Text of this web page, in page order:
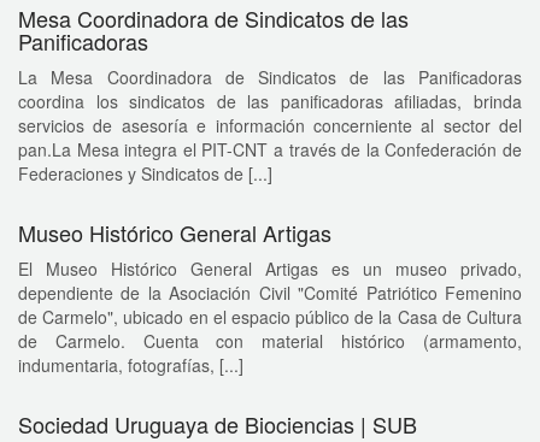
Mesa Coordinadora de Sindicatos de las
Panificadoras
La Mesa Coordinadora de Sindicatos de las Panificadoras
coordina los sindicatos de las panificadoras afiliadas, brinda
servicios de asesoría e información concerniente al sector del
pan.La Mesa integra el PIT-CNT a través de la Confederación de
Federaciones y Sindicatos de [...]
Museo Histórico General Artigas
El Museo Histórico General Artigas es un museo privado,
dependiente de la Asociación Civil "Comité Patriótico Femenino
de Carmelo", ubicado en el espacio público de la Casa de Cultura
de Carmelo. Cuenta con material histórico (armamento,
indumentaria, fotografías, [...]
Sociedad Uruguaya de Biociencias | SUB